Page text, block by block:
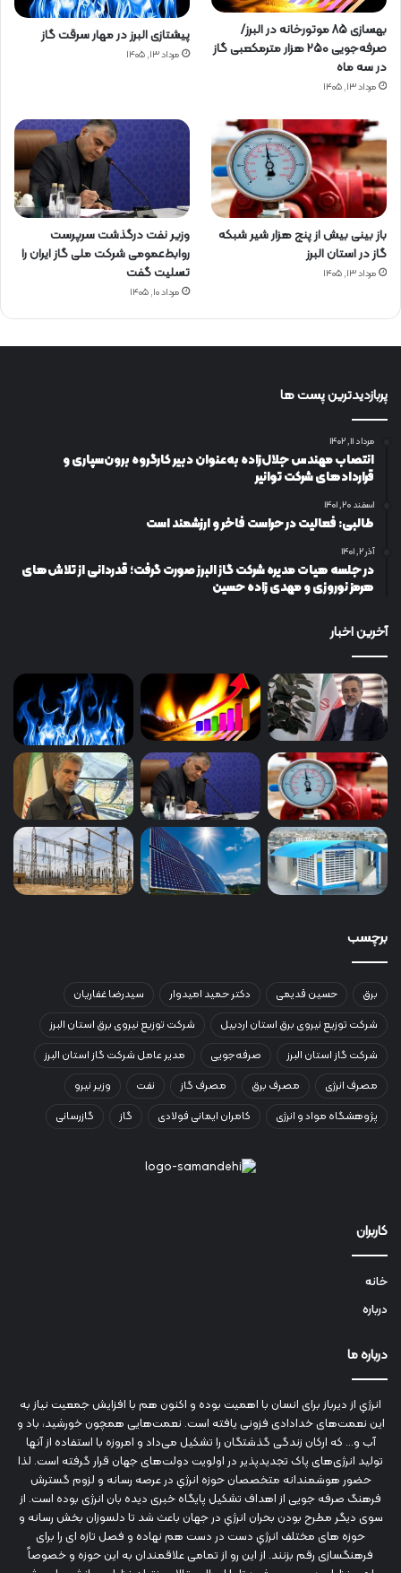
بهسازی ۸۵ موتورخانه در البرز/
صرفه‌جویی ۲۵۰ هزار مترمکعبی گاز
در سه ماه
مرداد ۱۳, ۱۴۰۵
پیشتازی البرز در مهار سرقت گاز
مرداد ۱۳, ۱۴۰۵
باز بینی بیش از پنج هزار شیر شبکه
گاز در استان البرز
مرداد ۱۳, ۱۴۰۵
وزیر نفت درگذشت سرپرست
روابط‌عمومی شرکت ملی گاز ایران را
تسلیت گفت
مرداد ۱۰, ۱۴۰۵
پربازدیدترین پست ها
مرداد ۱۱, ۱۴۰۲
انتصاب مهندس جلال‌زاده به‌عنوان دبیر كارگروه برون‌سپاری و
قراردادهای شركت توانیر
اسفند ۲۰, ۱۴۰۱
طالبی: فعالیت در حراست فاخر و ارزشمند است
آذر ۲, ۱۴۰۱
در جلسه هیات مدیره شرکت گاز البرز صورت گرفت؛ قدردانی از تلاش‌های
هرمز نوروزی و مهدی زاده حسین
آخرین اخبار
برچسب
برق حسین قدیمی دکتر حمید امیدوار
سیدرضا غفاریان
شرکت توزیع نیروی برق استان اردبیل
شرکت توزیع نیروی برق استان البرز
شرکت گاز استان البرز
صرفه‌جویی
مدیر عامل شرکت گاز استان البرز
مصرف انرژی
مصرف برق مصرف گاز نفت
وزیر نیرو
پژوهشگاه مواد و انرژی
کامران ایمانی فولادی گاز گازرسانی
کاربران
خانه
درباره
درباره ما
انرژي‌ از دیرباز برای انسان با اهمیت بوده و اکنون هم با افزایش جمعیت نیاز به
این نعمت‌های خدادادی فزونی یافته است. نعمت‌هایی همچون خورشید، باد و
آب و... که ارکان زندگی گذشتگان را تشکیل می‌داد و امروزه با استفاده از آنها
تولید انرژی‌های پاک تجدیدپذیر در اولویت دولت‌های جهان قرار گرفته است. لذا
حضور هوشمندانه متخصصان حوزه انرژي در عرصه رسانه و لزوم گسترش
فرهنگ صرفه جویی از اهداف تشکیل پایگاه خبری دیده بان انرژی بوده است. از
سوی دیگر مطرح بودن بحران انرژي در جهان باعث شد تا دلسوزان بخش رسانه و
حوزه های مختلف انرژي دست در دست هم نهاده و فصل تازه ای را برای
فرهنگسازی رقم بزنند. از این رو از تمامی علاقمندان به این حوزه و خصوصاً